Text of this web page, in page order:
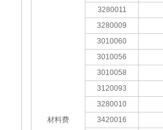
材料费
3280011
3280009
3010060
3010056
3010058
3120093
3280010
3420016